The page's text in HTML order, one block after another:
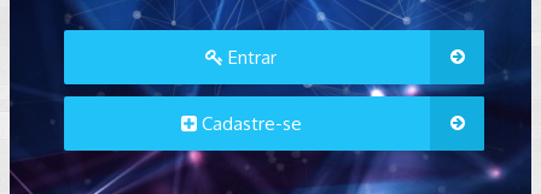
Entrar
Cadastre-se